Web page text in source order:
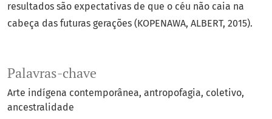
Palavras-chave
Arte indígena contemporânea antropofagia coletivo
ancestralidade
resultados são expectativas de que o céu não caia na
cabeça das futuras gerações (KOPENAWA, ALBERT, 2015).